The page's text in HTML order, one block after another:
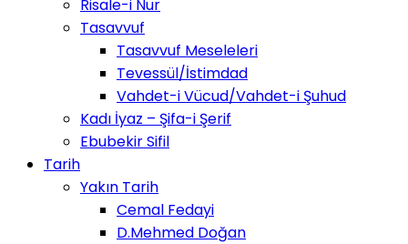
Risale-i Nur
Tasavvuf
Tasavvuf Meseleleri
Tevessül/İstimdad
Vahdet-i Vücud/Vahdet-i Şuhud
Kadı İyaz – Şifa-i Şerif
Ebubekir Sifil
Tarih
Yakın Tarih
Cemal Fedayi
D.Mehmed Doğan